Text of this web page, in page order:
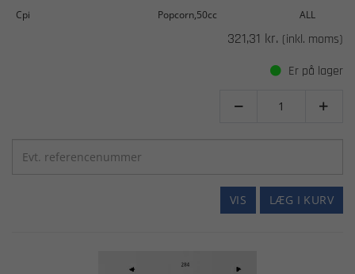
Cpi Popcorn,50cc ALL
321,31 kr. (inkl. moms)
Er på lager
 
LÆG I KURV
VIS